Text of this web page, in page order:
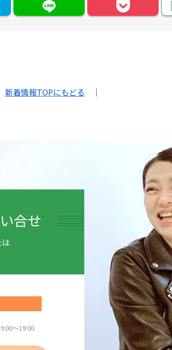
新着情報TOPにもどる ｜
合せ
9:00～19:00